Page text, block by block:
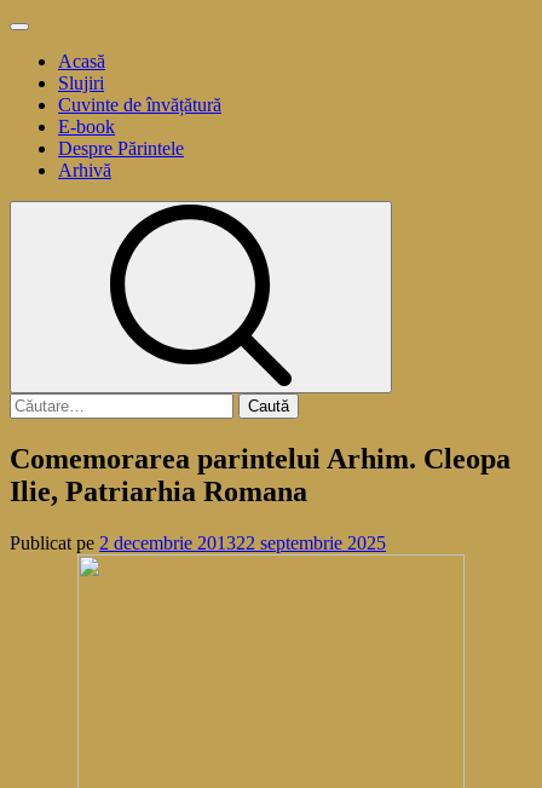
Sari
conținut
Meniu
principalAcasă
Slujiri
Cuvinte de învățătură
E-book
Despre Părintele
Arhivă
Caută
după:
Comemorarea parintelui Arhim. Cleopa
Ilie, Patriarhia Romana
Publicat pe 2 decembrie 201322 septembrie 2025